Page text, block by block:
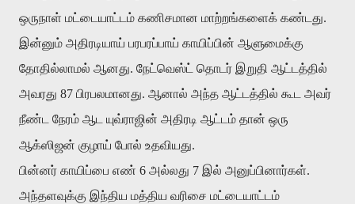
ஒருநாள் மட்டையாட்டம் கணிசமான மாற்றங்களைக் கண்டது.
இன்னும் அதிரடியாய் பரபரப்பாய் காயிப்பின் ஆளுமைக்கு
தோதில்லாமல் ஆனது. நேட்வெஸ்ட் தொடர் இறுதி ஆட்டத்தில்
அவரது 87 பிரபலமானது. ஆனால் அந்த ஆட்டத்தில் கூட அவர்
நீண்ட நேரம் ஆட யுவ்ராஜின் அதிரடி ஆட்டம் தான் ஒரு
ஆக்ஸிஜன் குழாய் போல் உதவியது.
பின்னர் காயிப்பை எண் 6 அல்லது 7 இல் அனுப்பினார்கள்.
அந்தளவுக்கு இந்திய மத்திய வரிசை மட்டையாட்டம்